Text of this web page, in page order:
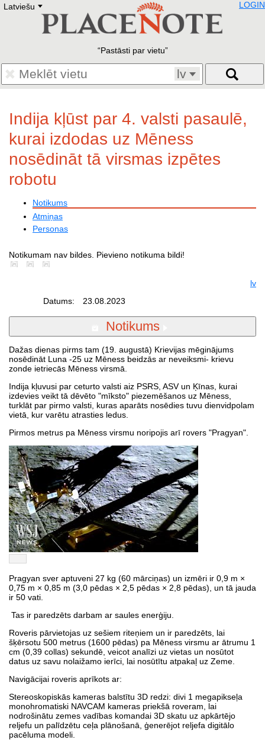
Latviešu E
Deutsch
Francais
Polski
Eestikeelne
LOGIN
Pastāsti par vietu
lv
Indija kļūst par 4. valsti pasaulē,
kurai izdodas uz Mēness
nosēdināt tā virsmas izpētes
robotu
Notikums
Atmiņas
Personas
Notikumam nav bildes. Pievieno notikuma bildi!
lv
Datums:
23.08.2023
Notikums
Dažas dienas pirms tam (19. augustā) Krievijas mēginājums
nosēdināt Luna -25 uz Mēness beidzās ar neveiksmi- krievu
zonde ietriecās Mēness virsmā.
Indija kļuvusi par ceturto valsti aiz PSRS, ASV un Ķīnas, kurai
izdevies veikt tā dēvēto "mīksto" piezemēšanos uz Mēness,
turklāt par pirmo valsti, kuras aparāts nosēdies tuvu dienvidpolam
vietā, kur varētu atrasties ledus.
Pirmos metrus pa Mēness virsmu noripojis arī rovers "Pragyan".
Pragyan sver aptuveni 27 kg (60 mārciņas) un izmēri ir 0,9 m ×
0,75 m × 0,85 m (3,0 pēdas × 2,5 pēdas × 2,8 pēdas), un tā jauda
ir 50 vati.
Tas ir paredzēts darbam ar saules enerģiju.
Roveris pārvietojas uz sešiem riteņiem un ir paredzēts, lai
šķērsotu 500 metrus (1600 pēdas) pa Mēness virsmu ar ātrumu 1
cm (0,39 collas) sekundē, veicot analīzi uz vietas un nosūtot
datus uz savu nolaižamo ierīci, lai nosūtītu atpakaļ uz Zeme.
Navigācijai roveris aprīkots ar:
Stereoskopiskās kameras balstītu 3D redzi: divi 1 megapikseļa
monohromatiski NAVCAM kameras priekšā roveram, lai
nodrošinātu zemes vadības komandai 3D skatu uz apkārtējo
reljefu un palīdzētu ceļa plānošanā, ģenerējot reljefa digitālo
pacēluma modeli.